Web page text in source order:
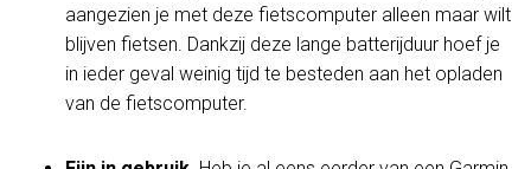
aangezien je met deze fietscomputer alleen maar wilt
blijven fietsen. Dankzij deze lange batterijduur hoef je
in ieder geval weinig tijd te besteden aan het opladen
van de fietscomputer.